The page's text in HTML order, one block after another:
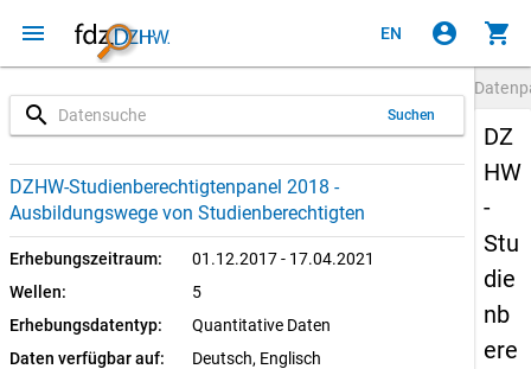
menu EN account_circle shopping_cart
search Suchen
DZHW-Studienberechtigtenpanel 2018 -
Ausbildungswege von Studienberechtigten
Erhebungszeitraum:
01.12.2017 - 17.04.2021
Wellen:
5
Erhebungsdatentyp:
Quantitative Daten
Daten verfügbar auf:
Deutsch, Englisch
2.0.0 (aktuell)
SUF: Remote-Desktop
SUF: On-Site
DZ
HW
-
Stu
die
nb
ere